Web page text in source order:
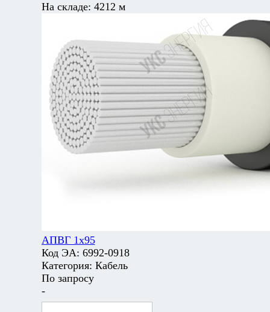
На складе: 4212 м
АПВГ 1х95
Код ЭА: 6992-0918
Категория: Кабель
По запросу
-